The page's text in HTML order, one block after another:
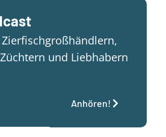
und Liebhabern
Anhören!